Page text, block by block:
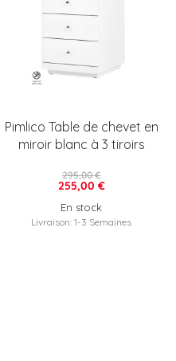
Pimlico Table de chevet en
miroir blanc à 3 tiroirs
255,00 €
295,00 €
En stock
Livraison: 1-3 Semaines